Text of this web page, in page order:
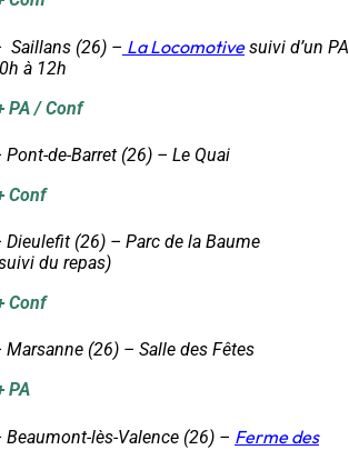
Saillans (26) – La Locomotivesuivi d’un PA
à 12h
PA / Conf
Pont-de-Barret (26) – Le Quai
Conf
Dieulefit (26) – Parc de la Baume
du repas)
Conf
Marsanne (26) – Salle des Fêtes
PA
Beaumont-lès-Valence (26) – Ferme des